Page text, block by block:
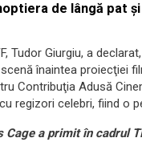
de lângă pat
Tudor Giurgiu, a
înaintea proiecţiei
Contribuţia Adusă
regizori celebri, fiind o
Cage a primit în cadrul